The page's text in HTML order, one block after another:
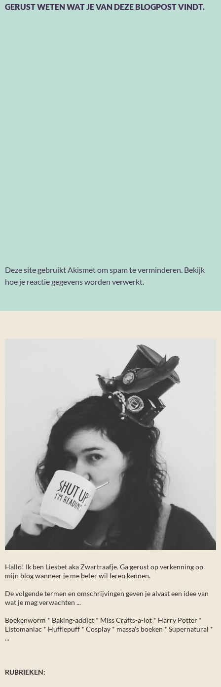
GERUST WETEN WAT JE VAN DEZE BLOGPOST VINDT.
Deze site gebruikt Akismet om spam te verminderen. Bekijk
hoe je reactie gegevens worden verwerkt
Hallo! Ik ben Liesbet aka Zwartraafje. Ga gerust op verkenning op
mijn blog wanneer je me beter wil leren kennen.
De volgende termen en omschrijvingen geven je alvast een idee van
wat je mag verwachten ...
Boekenworm * Baking-addict * Miss Crafts-a-lot * Harry Potter *
Listomaniac * Hufflepuff * Cosplay * massa's boeken * Supernatural *
...
RUBRIEKEN: